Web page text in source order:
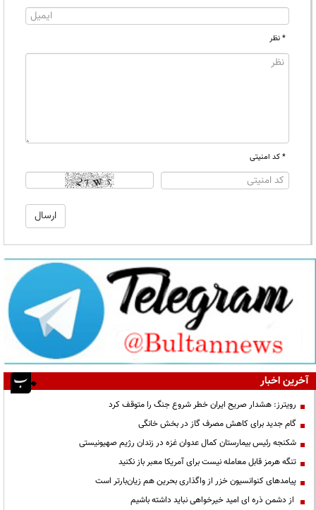
* نظر
* کد امنیتی
آخرین اخبار
رویترز: هشدار صریح ایران خطر شروع جنگ را متوقف کرد
گام جدید برای کاهش مصرف گاز در بخش خانگی
شکنجه رئیس بیمارستان کمال عدوان غزه در زندان رژیم صهیونیستی
تنگه هرمز قابل معامله نیست برای آمریکا معبر باز نکنید
پیامدهای کنوانسیون خزر از واگذاری بحرین هم زیان‌بارتر است
از دشمن ذره ای امید خیرخواهی نباید داشته باشیم